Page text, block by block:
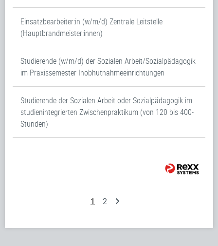
Einsatzbearbeiter:in (w/m/d) Zentrale Leitstelle
(Hauptbrandmeister:innen)
Studierende (w/m/d) der Sozialen Arbeit/Sozialpädagogik
im Praxissemester Inobhutnahmeeinrichtungen
Studierende der Sozialen Arbeit oder Sozialpädagogik im
studienintegrierten Zwischenpraktikum (von 120 bis 400-
Stunden)
1 2